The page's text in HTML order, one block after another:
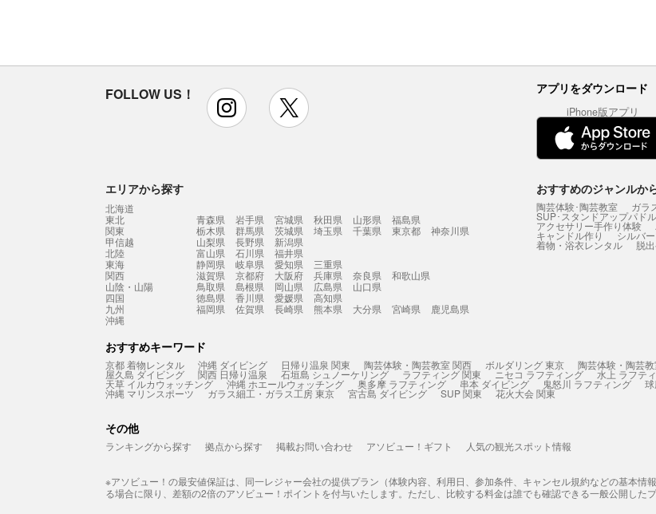
FOLLOW US！ instagram アプリをダウンロード
iPhone版アプリ
エリアから探す
北海道
東北
青森県 岩手県 宮城県 秋田県 山形県
福島県
関東
栃木県 群馬県 茨城県 埼玉県 千葉県 東京都
神奈川県
甲信越
山梨県 長野県
新潟県
北陸
富山県 石川県
福井県
東海
静岡県 岐阜県 愛知県
三重県
関西
滋賀県 京都府 大阪府 兵庫県 奈良県
和歌山県
山陰・山陽
鳥取県 島根県 岡山県 広島県
山口県
四国
徳島県 香川県 愛媛県
高知県
九州
福岡県 佐賀県 長崎県 熊本県 大分県 宮崎県
鹿児島県
沖縄
おすすめのジャンルか
陶芸体験･陶芸教室 ガラ
SUP･スタンドアップパドル
アクセサリー手作り体験
キャンドル作り シルバ
着物・浴衣レンタル 脱
おすすめキーワード
京都 着物レンタル 沖縄 ダイビング 日帰り温泉 関東 陶芸体験・陶芸教室 関西 ボルダリング 東京 陶芸体験・陶芸
屋久島 ダイビング 関西 日帰り温泉 石垣島 シュノーケリング ラフティング 関東 ニセコ ラフティング 水上 ラフテ
天草 イルカウォッチング 沖縄 ホエールウォッチング 奥多摩 ラフティング 串本 ダイビング 鬼怒川 ラフティング
沖縄 マリンスポーツ ガラス細工・ガラス工房 東京 宮古島 ダイビング SUP 関東 花火大会 関東
その他
ランキングから探す 拠点から探す 掲載お問い合わせ アソビュー！ギフト 人気の観光スポット情報
※アソビュー！の最安値保証は、同一レジャー会社の提供プラン（体験内容、利用日、参加条件、キャンセル規約などの基本
る場合に限り、差額の2倍のアソビュー！ポイントを付与いたします。ただし、比較する料金は誰でも確認できる一般公開した